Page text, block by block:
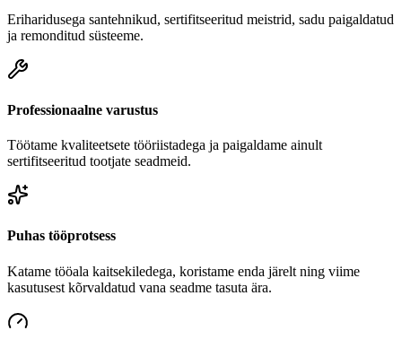
Eriharidusega santehnikud, sertifitseeritud meistrid, sadu paigaldatud
ja remonditud süsteeme.
Professionaalne varustus
Töötame kvaliteetsete tööriistadega ja paigaldame ainult
sertifitseeritud tootjate seadmeid.
Puhas tööprotsess
Katame tööala kaitsekiledega, koristame enda järelt ning viime
kasutusest kõrvaldatud vana seadme tasuta ära.